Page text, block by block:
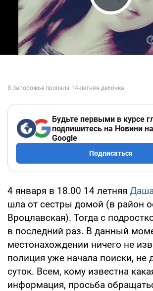
Play
Будьте первыми в курсе
подпишитесь на Новини
Google
Подписаться
4 января в 18.00 14 летняя
шла от сестры домой (в район
Вроцлавская). Тогда с
в последний раз. В данный
местонахождении ничего не
полиция уже начала поиски, не
суток. Всем, кому известна
информация, просьба